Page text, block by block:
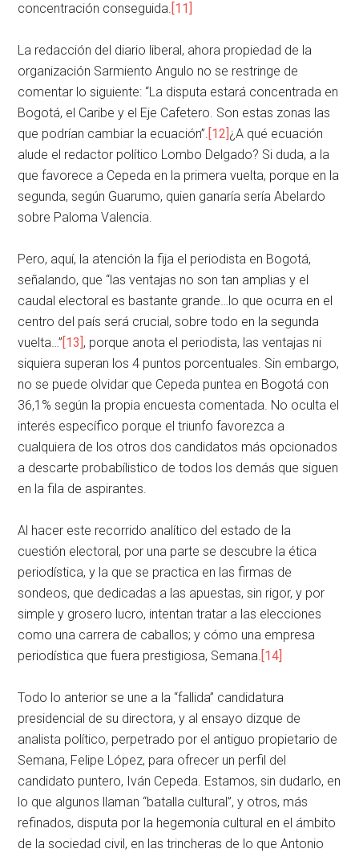
concentración conseguida.[11]
La redacción del diario liberal, ahora propiedad de la
organización Sarmiento Angulo no se restringe de
comentar lo siguiente: “La disputa estará concentrada en
Bogotá, el Caribe y el Eje Cafetero. Son estas zonas las
que podrían cambiar la ecuación”.[12]¿A qué ecuación
alude el redactor político Lombo Delgado? Si duda, a la
que favorece a Cepeda en la primera vuelta, porque en la
segunda, según Guarumo, quien ganaría sería Abelardo
sobre Paloma Valencia.
Pero, aquí, la atención la fija el periodista en Bogotá,
señalando, que “las ventajas no son tan amplias y el
caudal electoral es bastante grande…lo que ocurra en el
centro del país será crucial, sobre todo en la segunda
vuelta…”[13], porque anota el periodista, las ventajas ni
siquiera superan los 4 puntos porcentuales. Sin embargo,
no se puede olvidar que Cepeda puntea en Bogotá con
36,1% según la propia encuesta comentada. No oculta el
interés específico porque el triunfo favorezca a
cualquiera de los otros dos candidatos más opcionados
a descarte probabílistico de todos los demás que siguen
en la fila de aspirantes.
Al hacer este recorrido analítico del estado de la
cuestión electoral, por una parte se descubre la ética
periodística, y la que se practica en las firmas de
sondeos, que dedicadas a las apuestas, sin rigor, y por
simple y grosero lucro, intentan tratar a las elecciones
como una carrera de caballos; y cómo una empresa
periodística que fuera prestigiosa, Semana.[14]
Todo lo anterior se une a la “fallida” candidatura
presidencial de su directora, y al ensayo dizque de
analista político, perpetrado por el antiguo propietario de
Semana, Felipe López, para ofrecer un perfil del
candidato puntero, Iván Cepeda. Estamos, sin dudarlo, en
lo que algunos llaman “batalla cultural”, y otros, más
refinados, disputa por la hegemonía cultural en el ámbito
de la sociedad civil, en las trincheras de lo que Antonio